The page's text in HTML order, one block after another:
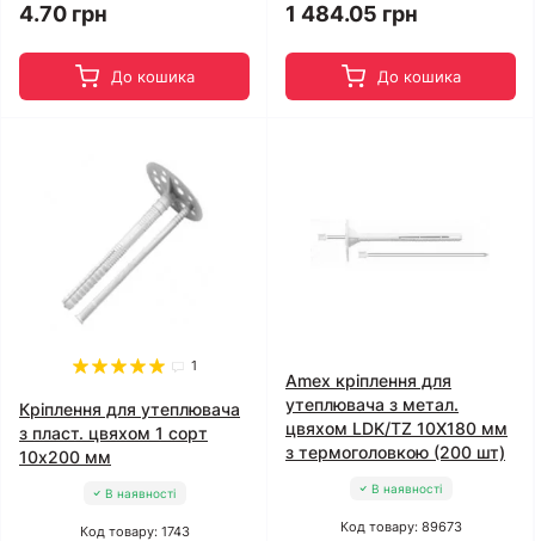
4.70 грн
До кошика
1 484.05 грн
До кошика
1
Кріплення для утеплювача
з пласт. цвяхом 1 сорт
10x200 мм
В наявності
Код товару: 1743
Amex кріплення для
утеплювача з метал.
цвяхом LDK/TZ 10X180 мм
з термоголовкою (200 шт)
В наявності
Код товару: 89673